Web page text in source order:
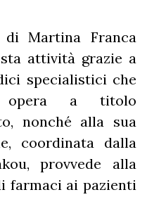
di Martina Franca
attività grazie a
specialistici che
a titolo
nonché alla sua
coordinata dalla
provvede alla
farmaci ai pazienti